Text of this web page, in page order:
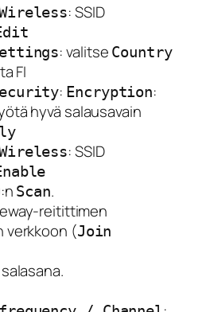
: SSID
: valitse Country
FI
: Encryption:
hyvä salausavain
: SSID
Scan.
reitittimen
verkkoon (Join